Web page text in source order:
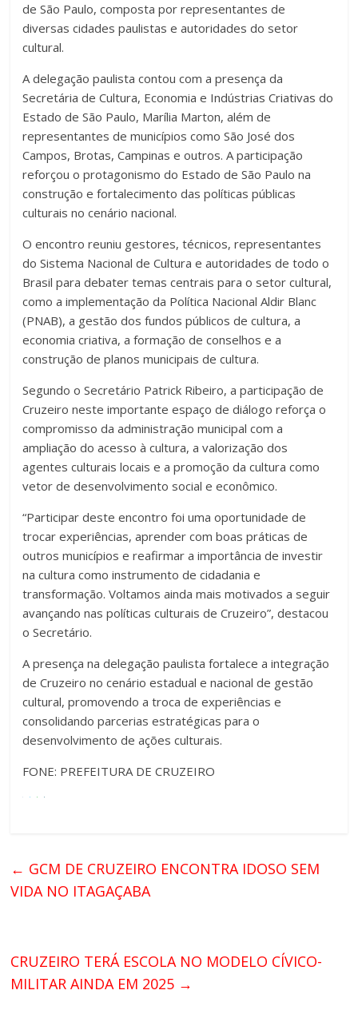
de São Paulo, composta por representantes de
diversas cidades paulistas e autoridades do setor
cultural.
A delegação paulista contou com a presença da
Secretária de Cultura, Economia e Indústrias Criativas do
Estado de São Paulo, Marília Marton, além de
representantes de municípios como São José dos
Campos, Brotas, Campinas e outros. A participação
reforçou o protagonismo do Estado de São Paulo na
construção e fortalecimento das políticas públicas
culturais no cenário nacional.
O encontro reuniu gestores, técnicos, representantes
do Sistema Nacional de Cultura e autoridades de todo o
Brasil para debater temas centrais para o setor cultural,
como a implementação da Política Nacional Aldir Blanc
(PNAB), a gestão dos fundos públicos de cultura, a
economia criativa, a formação de conselhos e a
construção de planos municipais de cultura.
Segundo o Secretário Patrick Ribeiro, a participação de
Cruzeiro neste importante espaço de diálogo reforça o
compromisso da administração municipal com a
ampliação do acesso à cultura, a valorização dos
agentes culturais locais e a promoção da cultura como
vetor de desenvolvimento social e econômico.
“Participar deste encontro foi uma oportunidade de
trocar experiências, aprender com boas práticas de
outros municípios e reafirmar a importância de investir
na cultura como instrumento de cidadania e
transformação. Voltamos ainda mais motivados a seguir
avançando nas políticas culturais de Cruzeiro”, destacou
o Secretário.
A presença na delegação paulista fortalece a integração
de Cruzeiro no cenário estadual e nacional de gestão
cultural, promovendo a troca de experiências e
consolidando parcerias estratégicas para o
desenvolvimento de ações culturais.
FONE: PREFEITURA DE CRUZEIRO
← GCM DE CRUZEIRO ENCONTRA IDOSO SEM
VIDA NO ITAGAÇABA
CRUZEIRO TERÁ ESCOLA NO MODELO CÍVICO-
MILITAR AINDA EM 2025 →